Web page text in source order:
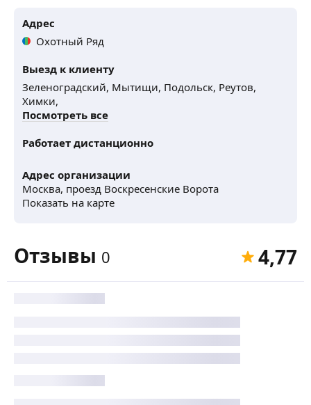
Адрес
Охотный Ряд
Выезд к клиенту
Зеленоградский, Мытищи, Подольск, Реутов,
Химки,
Посмотреть все
Работает дистанционно
Адрес организации
Москва, проезд Воскресенские Ворота
Показать на карте
Отзывы 0 4,77